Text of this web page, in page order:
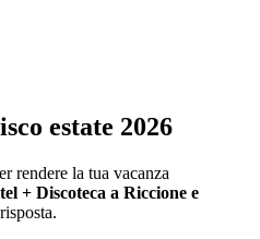
estate 2026
rendere la tua vacanza
+ Discoteca a Riccione e